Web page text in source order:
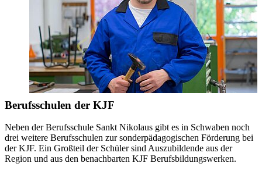
Berufsschulen der KJF
Neben der Berufsschule Sankt Nikolaus gibt es in Schwaben noch
drei weitere Berufsschulen zur sonderpädagogischen Förderung bei
der KJF. Ein Großteil der Schüler sind Auszubildende aus der
Region und aus den benachbarten KJF Berufsbildungswerken.